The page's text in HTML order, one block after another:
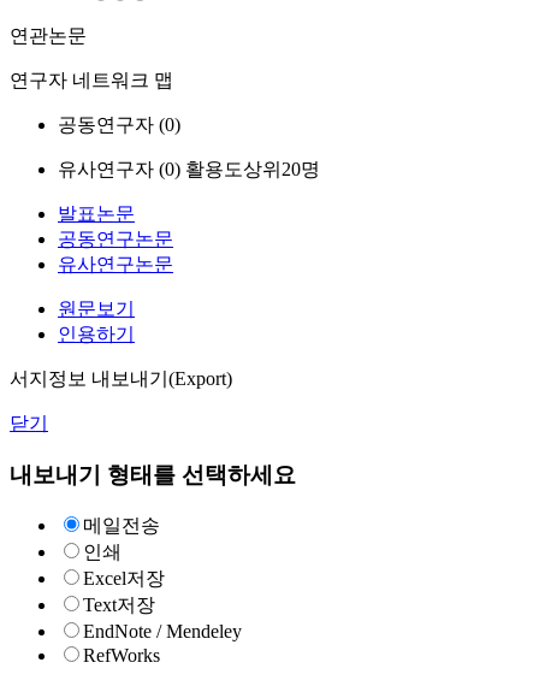
연관논문
연구자 네트워크 맵
공동연구자 (0)
유사연구자 (0) 활용도상위20명
발표논문
공동연구논문
유사연구논문
원문보기
인용하기
서지정보 내보내기(Export)
닫기
내보내기 형태를 선택하세요
메일전송
인쇄
Excel저장
Text저장
EndNote / Mendeley
RefWorks